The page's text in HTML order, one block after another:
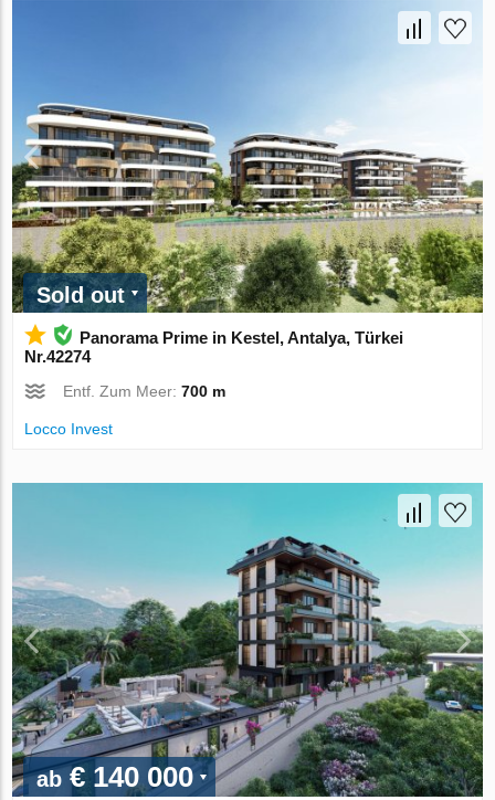
Sold out
Panorama Prime in Kestel, Antalya, Türkei
Nr.42274
Entf. Zum Meer:700 m
Locco Invest
ab€ 140 000